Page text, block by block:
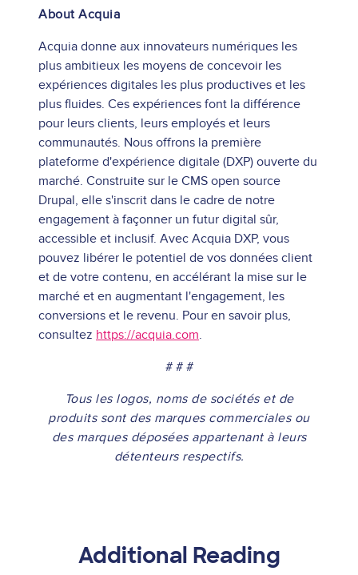
About Acquia
Acquia donne aux innovateurs numériques les
plus ambitieux les moyens de concevoir les
expériences digitales les plus productives et les
plus fluides. Ces expériences font la différence
pour leurs clients, leurs employés et leurs
communautés. Nous offrons la première
plateforme d'expérience digitale (DXP) ouverte du
marché. Construite sur le CMS open source
Drupal, elle s'inscrit dans le cadre de notre
engagement à façonner un futur digital sûr,
accessible et inclusif. Avec Acquia DXP, vous
pouvez libérer le potentiel de vos données client
et de votre contenu, en accélérant la mise sur le
marché et en augmentant l'engagement, les
conversions et le revenu. Pour en savoir plus,
consultez https://acquia.com.
# # #
Tous les logos, noms de sociétés et de
produits sont des marques commerciales ou
des marques déposées appartenant à leurs
détenteurs respectifs.
Additional Reading